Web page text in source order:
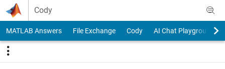
Skip to content
Cody
MATLAB Answers File Exchange Cody AI Chat Playground